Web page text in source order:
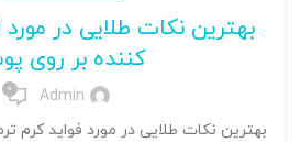
بهترین نکات طلایی در مورد
کننده بر روی
Admin
0
بهترین نکات طلایی در مورد فواید کرم